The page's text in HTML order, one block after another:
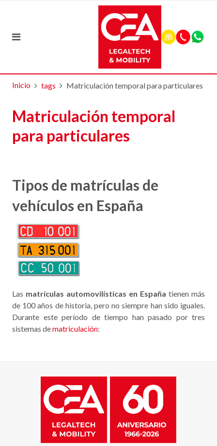
Inicio tags Matriculación temporal para particulares
Matriculación temporal
para particulares
Tipos de matrículas de
vehículos en España
Las matrículas automovilísticas en España tienen más
de 100 años de historia, pero no siempre han sido iguales.
Durante este período de tiempo han pasado por tres
sistemas dematriculación: